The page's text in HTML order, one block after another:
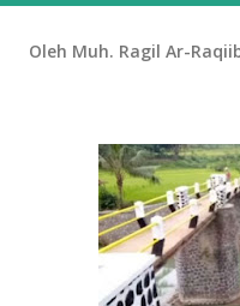
Oleh Muh. Ragil Ar-